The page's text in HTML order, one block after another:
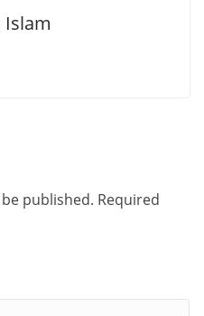
Islam
published. Required